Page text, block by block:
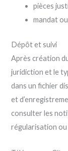
pièces
mandat
Dépôt et suivi
Après création
juridiction et le
dans un fichier
et
consulter les
régularisation ou